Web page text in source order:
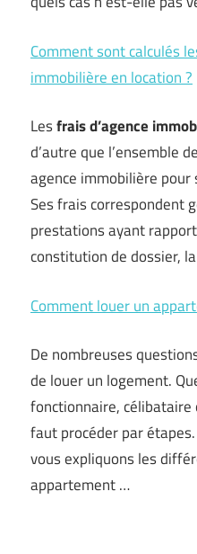
Comment sont calculés
immobilière en location ?
Lesfrais d’agence
d’autre que l’ensemble
agence immobilière
Ses frais correspondent
prestations ayant
constitution de dossier,
Comment louer un
De nombreuses
de louer un logement.
fonctionnaire, célibataire
faut procéder par
vous expliquons les
appartement …